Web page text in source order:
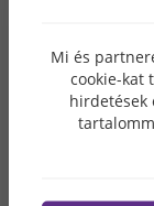
Mi és
cookie-kat
hirdetések